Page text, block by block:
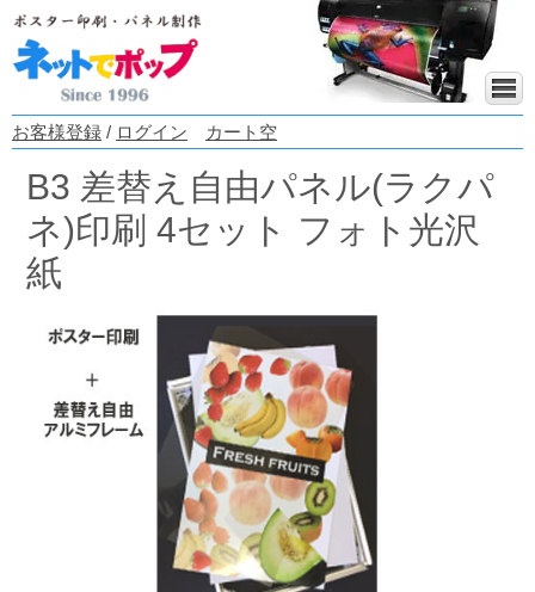
お客様登録 / ログイン カート空
B3 差替え自由パネル(ラクパ
ネ)印刷 4セット フォト光沢
紙